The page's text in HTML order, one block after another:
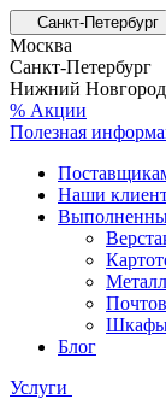
Санкт-Петербург
Москва
Санкт-Петербург
Нижний Новгород
% Акции
Полезная
Наши
Шкафы
Блог
Услуги